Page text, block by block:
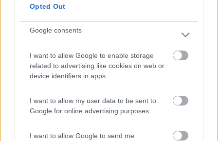
Opted Out
Google consents
I want to allow Google to enable storage
related to advertising like cookies on web or
device identifiers in apps.
I want to allow my user data to be sent to
Google for online advertising purposes.
I want to allow Google to send me
Nel frattempo, però, i test in autosomministrazione già partiti
nelle scuole tedesche e ladine sono ancora fermi in quasi tutti
gli istituti italiani. Sarà...
„Passare per idiota agli occhi di un imbecille è voluttà da finissimo
buongustaio.“ — Georges Courteline
onabet
Inserito il18/04/2021 alle:17:04:30